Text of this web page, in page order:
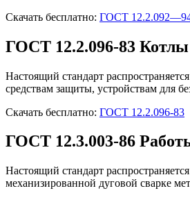
Скачать бесплатно: ГОСТ
ГОСТ 12.2.096-83 Котлы
Настоящий стандарт
средствам защиты, устройствам для
Скачать бесплатно: ГОСТ 12.2.096-83
ГОСТ 12.3.003-86
Настоящий стандарт
механизированной дуговой сварке